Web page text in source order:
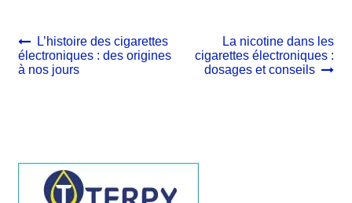
Navigation
de
l’article
Article
précédent :
L’histoire des cigarettes
électroniques : des origines
à nos jours
Article
suivant :
La nicotine dans les
cigarettes électroniques :
dosages et conseils